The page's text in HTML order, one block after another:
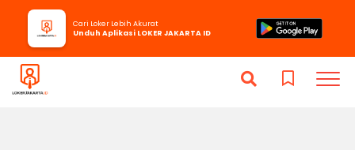
Cari Loker Lebih Akurat
Unduh Aplikasi LOKER JAKARTA ID